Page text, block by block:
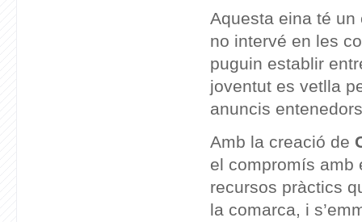
Aquesta eina té
no intervé en les
puguin establir
joventut es vetlla
anuncis
Amb la creació de
el compromís amb
recursos pràctics
la comarca, i